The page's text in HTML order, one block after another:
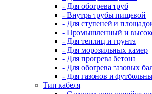
- Для обогрева труб
- Внутрь трубы пищевой
- Для ступеней и
- Промышленный и
- Для теплиц и грунта
- Для морозильных камер
- Для прогрева бетона
- Для обогрева газовых
- Для газонов и
Тип кабеля